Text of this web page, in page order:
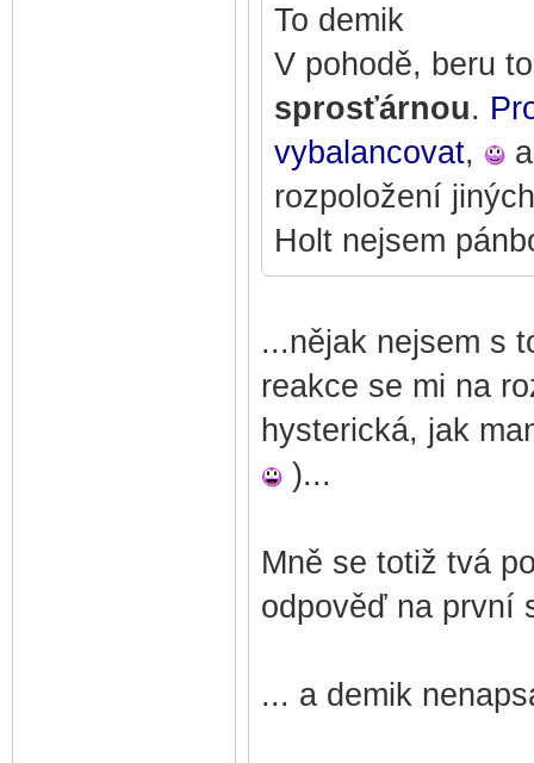
To demik
V pohodě, beru
sprosťárnou.
vybalancovat,
a
rozpoložení
Holt nejsem
...nějak nejsem s
reakce se mi na
hysterická, jak
)...
Mně se totiž tvá
odpověď na první
... a demik